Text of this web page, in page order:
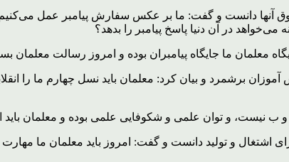
آنها دانست و گفت: ما بر عکس سفارش پیامبر عمل
در آن دنیا پاسخ پیامبر را بدهد؟
برشمرد و بیان کرد: معلمان باید نسل چهارم ما را
نیست، و توان علمی و شکوفایی علمی بوده و معلمان باید
و تولید دانست و گفت: امروز باید معلمان ما مهارت